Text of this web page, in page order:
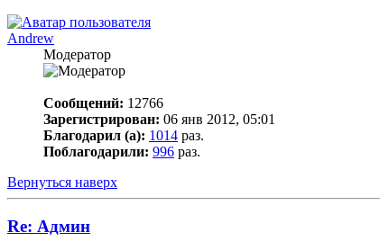
Andrew
Модератор
Сообщений: 12766
Зарегистрирован: 06 янв 2012, 05:01
Благодарил (а): 1014 раз.
Поблагодарили: 996 раз.
Вернуться наверх
Re: Админ